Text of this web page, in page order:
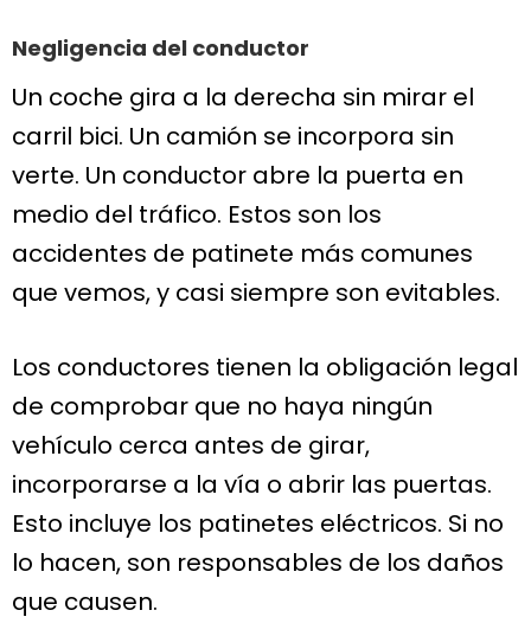
Negligencia del conductor
Un coche gira a la derecha sin mirar el
carril bici. Un camión se incorpora sin
verte. Un conductor abre la puerta en
medio del tráfico. Estos son los
accidentes de patinete más comunes
que vemos, y casi siempre son evitables.
Los conductores tienen la obligación legal
de comprobar que no haya ningún
vehículo cerca antes de girar,
incorporarse a la vía o abrir las puertas.
Esto incluye los patinetes eléctricos. Si no
lo hacen, son responsables de los daños
que causen.